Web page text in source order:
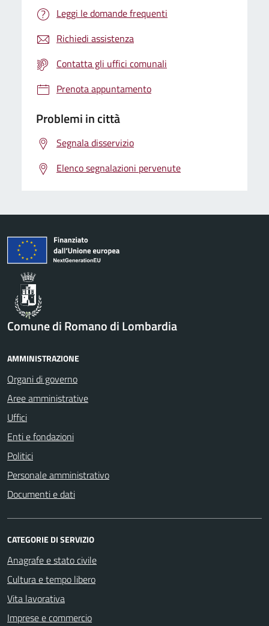
Leggi le domande frequenti
Richiedi assistenza
Contatta gli uffici comunali
Prenota appuntamento
Problemi in città
Segnala disservizio
Elenco segnalazioni pervenute
Comune di Romano di Lombardia
AMMINISTRAZIONE
Organi di governo
Aree amministrative
Uffici
Enti e fondazioni
Politici
Personale amministrativo
Documenti e dati
CATEGORIE DI SERVIZIO
Anagrafe e stato civile
Cultura e tempo libero
Vita lavorativa
Imprese e commercio